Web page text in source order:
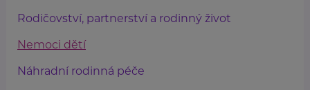
Rodičovství, partnerství a rodinný život
Nemoci dětí
Náhradní rodinná péče